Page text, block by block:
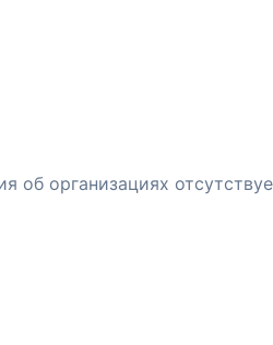
об организациях